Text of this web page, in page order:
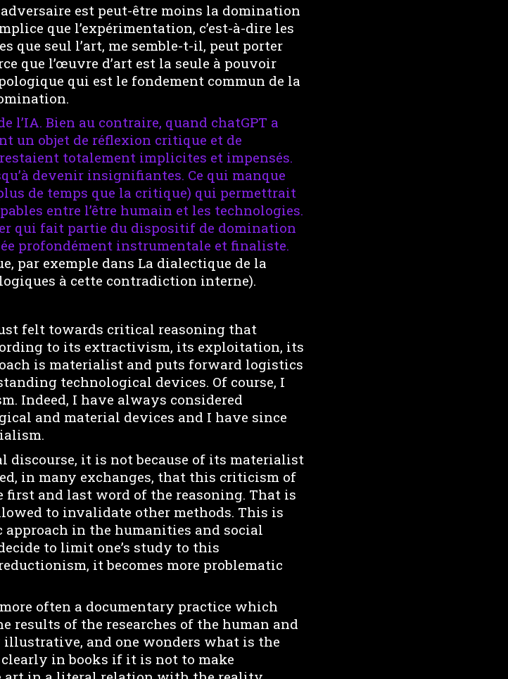
est peut-être moins la domination
que l’expérimentation, c’est-à-dire les
que seul l’art, me semble-t-il, peut porter
que l’œuvre d’art est la seule à pouvoir
qui est le fondement commun de la
l’IA. Bien au contraire, quand chatGPT a
un objet de réflexion critique et de
totalement implicites et impensés.
devenir insignifiantes. Ce qui manque
de temps que la critique) qui permettrait
entre l’être humain et les technologies.
qui fait partie du dispositif de domination
profondément instrumentale et finaliste.
par exemple dans La dialectique de la
à cette contradiction interne).
felt towards critical reasoning that
to its extractivism, its exploitation, its
is materialist and puts forward logistics
technological devices. Of course, I
Indeed, I have always considered
and material devices and I have since
it is not because of its materialist
in many exchanges, that this criticism of
and last word of the reasoning. That is
to invalidate other methods. This is
in the humanities and social
to limit one’s study to this
it becomes more problematic
often a documentary practice which
results of the researches of the human and
illustrative, and one wonders what is the
in books if it is not to make